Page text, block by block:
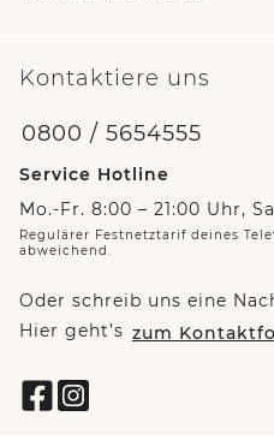
Kontaktiere uns
0800 / 5654555
Service Hotline
Mo.-Fr. 8:00 – 21:00 Uhr,
Regulärer Festnetztarif deines
abweichend.
Oder schreib uns eine
Hier geht’s zum